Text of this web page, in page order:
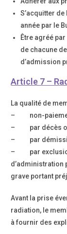
S’acquitter
année par le
Être agréé
de chacune
d’admission
Article 7 –
La qualité de
– non-
– par décès
– par
– par exclusion
d’administration
grave portant
Avant la prise
radiation, le
à fournir des